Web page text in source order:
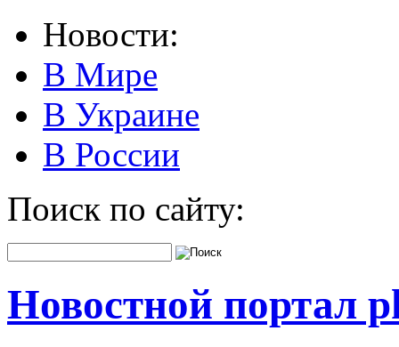
Новости:
В Мире
В Украине
В России
Поиск по сайту:
Новостной портал